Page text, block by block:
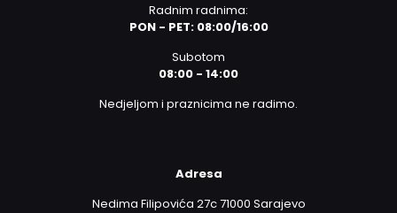
Radnim radnima:
PON - PET: 08:00/16:00
Subotom
08:00 - 14:00
Nedjeljom i praznicima ne radimo.
Adresa
Nedima Filipovića 27c 71000 Sarajevo